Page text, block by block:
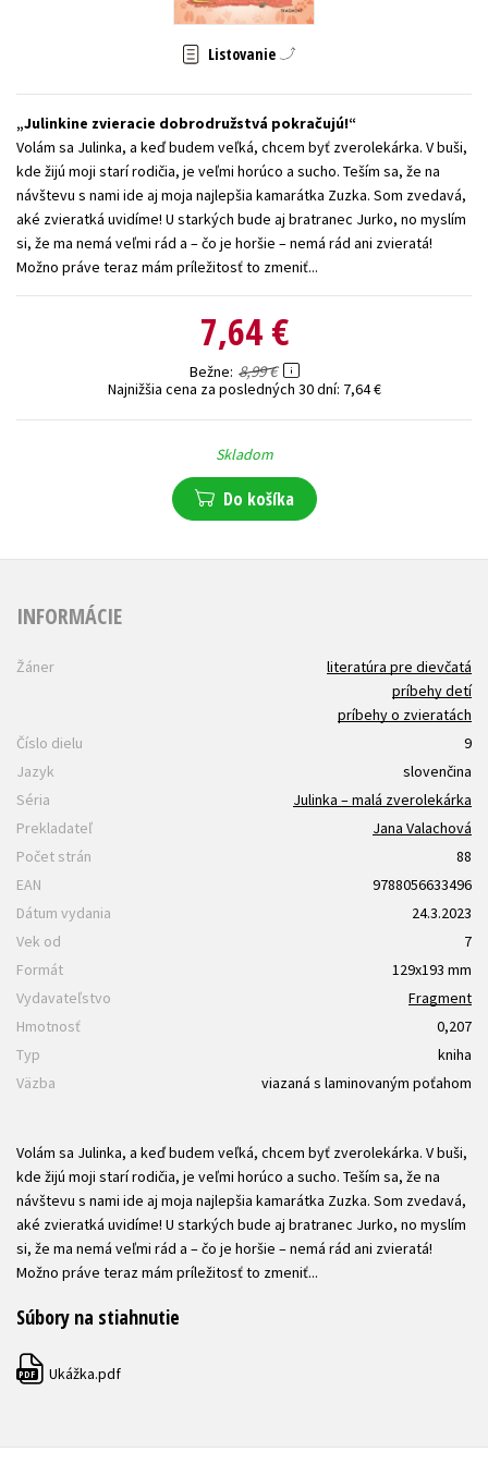
Technické vedy
Učebnice
Umenie a kultúra
Výchova a pedagogika
Všetky tituly
Listovanie
Julinkine zvieracie dobrodružstvá pokračujú!
Volám sa Julinka, a keď budem veľká, chcem byť zverolekárka. V buši,
kde žijú moji starí rodičia, je veľmi horúco a sucho. Teším sa, že na
návštevu s nami ide aj moja najlepšia kamarátka Zuzka. Som zvedavá,
aké zvieratká uvidíme! U starkých bude aj bratranec Jurko, no myslím
si, že ma nemá veľmi rád a – čo je horšie – nemá rád ani zvieratá!
Možno práve teraz mám príležitosť to zmeniť...
7,64 €
Bežne 8,99 €
Najnižšia cena za posledných 30 dní: 7,64 €
Skladom
Do košíka
INFORMÁCIE
Žáner
literatúra pre dievčatá
príbehy detí
príbehy o zvieratách
Číslo dielu
9
Jazyk
slovenčina
Séria
Julinka – malá zverolekárka
Prekladateľ
Jana Valachová
Počet strán
88
EAN
9788056633496
Dátum vydania
24.3.2023
Vek od
7
Formát
129x193 mm
Vydavateľstvo
Fragment
Hmotnosť
0,207
Typ
kniha
Väzba
viazaná s laminovaným poťahom
Volám sa Julinka, a keď budem veľká, chcem byť zverolekárka. V buši,
kde žijú moji starí rodičia, je veľmi horúco a sucho. Teším sa, že na
návštevu s nami ide aj moja najlepšia kamarátka Zuzka. Som zvedavá,
aké zvieratká uvidíme! U starkých bude aj bratranec Jurko, no myslím
si, že ma nemá veľmi rád a – čo je horšie – nemá rád ani zvieratá!
Možno práve teraz mám príležitosť to zmeniť...
Súbory na stiahnutie
PDF Ukážka.pdf